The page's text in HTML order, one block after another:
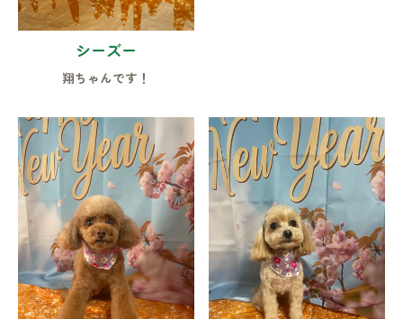
シーズー
翔ちゃんです！